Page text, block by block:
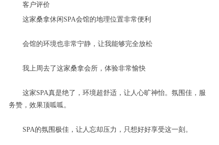
客户评价
这家桑拿休闲SPA会馆的地理位置非常便利
会馆的环境也非常宁静，让我能够完全放松
我上周去了这家桑拿会所，体验非常愉快
这家SPA真是绝了，环境超舒适，让人心旷神怡。氛围佳，服
务赞，效果顶呱呱。
SPA的氛围极佳，让人忘却压力，只想好好享受这一刻。